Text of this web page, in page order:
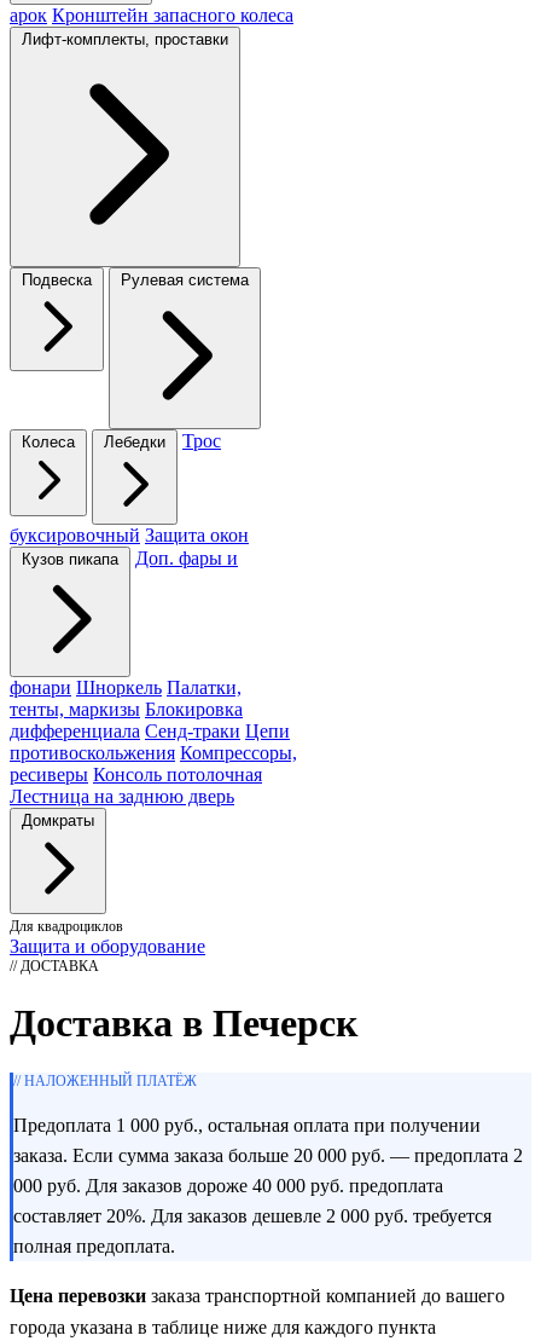
арок Кронштейн запасного колеса
Лифт-комплекты, проставки
Подвеска Рулевая система
Колеса Лебедки Трос
буксировочный Защита окон
Кузов пикапа Доп. фары и
фонари Шноркель Палатки,
тенты, маркизы Блокировка
дифференциала Сенд-траки Цепи
противоскольжения Компрессоры,
ресиверы Консоль потолочная
Лестница на заднюю дверь
Домкраты
Для квадроциклов
Защита и оборудование
// ДОСТАВКА
Доставка в Печерск
// НАЛОЖЕННЫЙ ПЛАТЁЖ
Предоплата 1 000 руб., остальная оплата при получении
заказа. Если сумма заказа больше 20 000 руб. — предоплата 2
000 руб. Для заказов дороже 40 000 руб. предоплата
составляет 20%. Для заказов дешевле 2 000 руб. требуется
полная предоплата.
Цена перевозки заказа транспортной компанией до вашего
города указана в таблице ниже для каждого пункта